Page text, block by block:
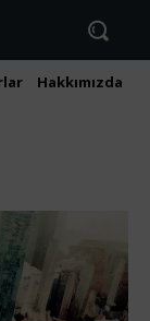
Hakkımızda